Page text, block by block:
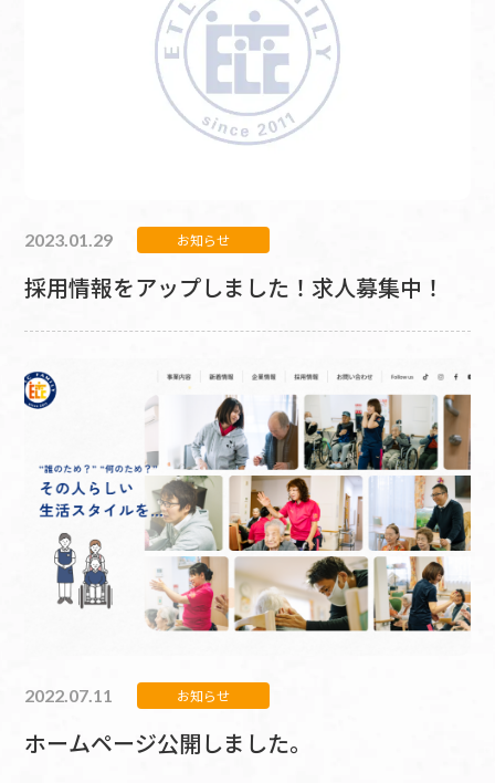
2023.01.29 お知らせ
採用情報をアップしました！求人募集中！
2022.07.11 お知らせ
ホームページ公開しました。